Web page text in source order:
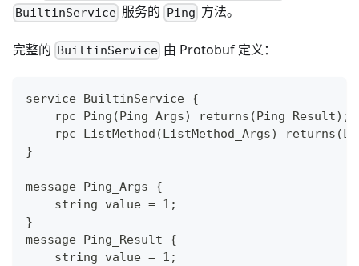
BuiltinService 服务的 Ping 方法。
完整的 BuiltinService 由 Protobuf 定义：
service BuiltinService {
    rpc Ping(Ping_Args) returns(Ping_Result);
rpc ListMethod(ListMethod_Args)
}
message Ping_Args {
    string value = 1;
}
message Ping_Result {
    string value = 1;